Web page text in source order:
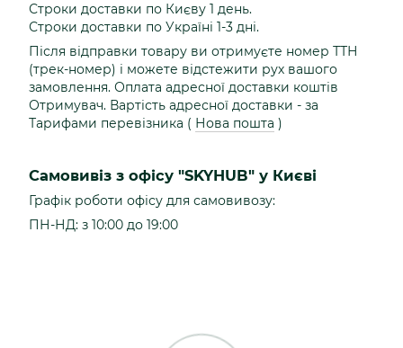
Строки доставки по Києву 1 день.
Строки доставки по Україні 1-3 дні.
Після відправки товару ви отримуєте номер ТТН
(трек-номер) і можете відстежити рух вашого
замовлення. Оплата адресної доставки коштів
Отримувач. Вартість адресної доставки - за
Тарифами перевізника ( Нова пошта )
Самовивіз з офісу "SKYHUB" у Києві
Графік роботи офісу для самовивозу:
ПН-НД: з 10:00 до 19:00